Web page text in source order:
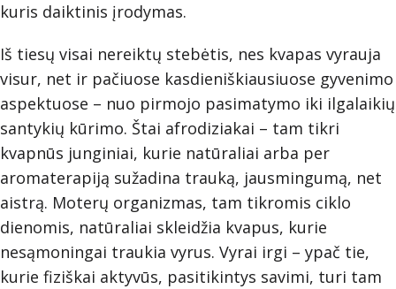
kuris daiktinis įrodymas.
Iš tiesų visai nereiktų stebėtis, nes kvapas vyrauja
visur, net ir pačiuose kasdieniškiausiuose gyvenimo
aspektuose – nuo pirmojo pasimatymo iki ilgalaikių
santykių kūrimo. Štai afrodiziakai – tam tikri
kvapnūs junginiai, kurie natūraliai arba per
aromaterapiją sužadina trauką, jausmingumą, net
aistrą. Moterų organizmas, tam tikromis ciklo
dienomis, natūraliai skleidžia kvapus, kurie
nesąmoningai traukia vyrus. Vyrai irgi – ypač tie,
kurie fiziškai aktyvūs, pasitikintys savimi, turi tam